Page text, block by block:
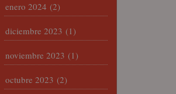
enero 2024 (2)
diciembre 2023 (1)
noviembre 2023 (1)
octubre 2023 (2)